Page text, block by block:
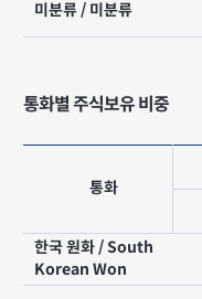
미분류 / 미분류
통화별 주식보유 비중
통화
한국 원화 / South
Korean Won